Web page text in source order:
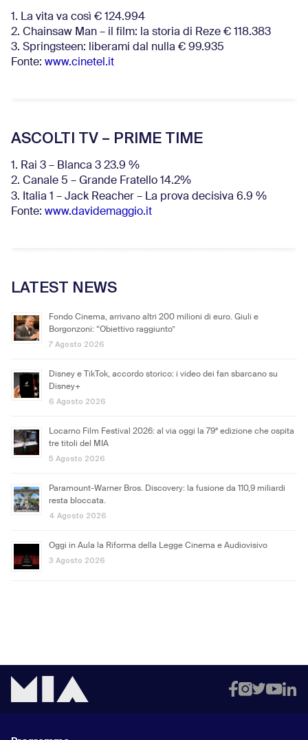
1. La vita va così € 124.994
2. Chainsaw Man – il film: la storia di Reze € 118.383
3. Springsteen: liberami dal nulla € 99.935
Fonte: www.cinetel.it
ASCOLTI TV – PRIME TIME
1. Rai 3 – Blanca 3 23.9 %
2. Canale 5 – Grande Fratello 14.2%
3. Italia 1 – Jack Reacher – La prova decisiva 6.9 %
Fonte: www.davidemaggio.it
LATEST NEWS
Fondo Cinema, arrivano altri 200 milioni di euro. Giuli e
Borgonzoni: “Obiettivo raggiunto”
7 Agosto 2026
Disney e TikTok, accordo storico: i video dei fan sbarcano su
Disney+
6 Agosto 2026
Locarno Film Festival 2026: al via oggi la 79ª edizione che ospita
tre titoli del MIA
5 Agosto 2026
Paramount-Warner Bros. Discovery: la fusione da 110,9 miliardi
resta bloccata.
4 Agosto 2026
Oggi in Aula la Riforma della Legge Cinema e Audiovisivo
3 Agosto 2026